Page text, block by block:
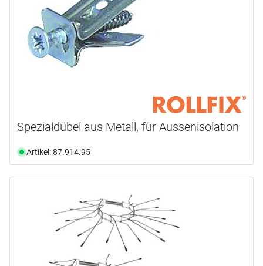
Spezialdübel aus Metall, für Aussenisolation
Artikel: 87.914.95